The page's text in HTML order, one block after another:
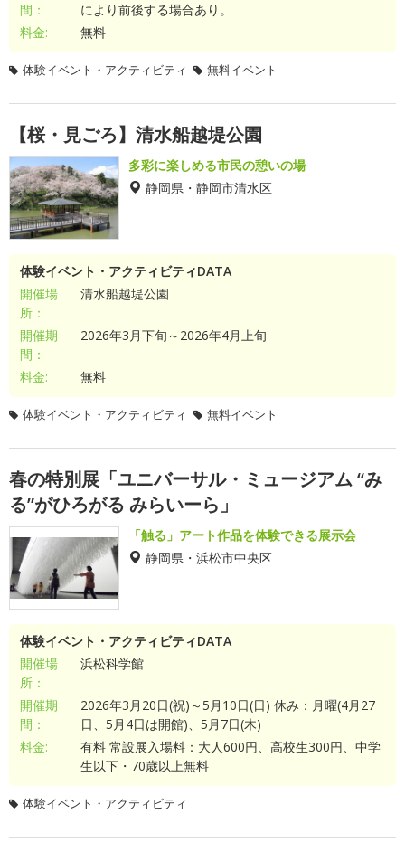
間：
により前後する場合あり。
料金:
無料
体験イベント・アクティビティ 無料イベント
【桜・見ごろ】清水船越堤公園
多彩に楽しめる市民の憩いの場
静岡県・静岡市清水区
体験イベント・アクティビティDATA
開催場
所：
清水船越堤公園
開催期
間：
2026年3月下旬～2026年4月上旬
料金: 無料
体験イベント・アクティビティ 無料イベント
春の特別展「ユニバーサル・ミュージアム “み
る”がひろがる みらいーら」
「触る」アート作品を体験できる展示会
静岡県・浜松市中央区
体験イベント・アクティビティDATA
開催場
所：
浜松科学館
開催期
間：
2026年3月20日(祝)～5月10日(日) 休み：月曜(4月27
日、5月4日は開館)、5月7日(木)
料金:
有料 常設展入場料：大人600円、高校生300円、中学
生以下・70歳以上無料
体験イベント・アクティビティ